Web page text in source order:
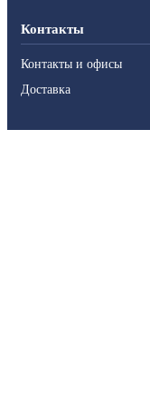
Контакты
Контакты и офисы
Доставка